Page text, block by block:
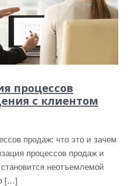
процессов
с клиентом
продаж: что это и зачем
процессов продаж и
неотъемлемой
[…]